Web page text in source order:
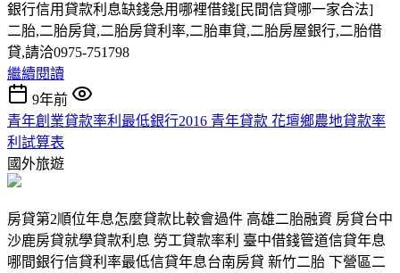
銀行信用貸款利息缺錢急用哪裡借錢[民間信貸哪一家合法]
二胎,二胎房貸,二胎房貸利率,二胎車貸,二胎房屋銀行,二胎借
貸,請洽0975-751798
繼續閱讀
9年前
青年創業貸款率利最低銀行2016 青年貸款 花壇鄉農地貸款率
利試算表
國外旅遊
房貸第2順位年息怎麼貸款比較會過件 高雄二胎融資 房貸台中
沙鹿房貸就學貸款利息 勞工貸款率利 臺中借錢管道信貸年息
哪間銀行信貸利率最低信貸年息台南房貸 新竹二胎 下營區二